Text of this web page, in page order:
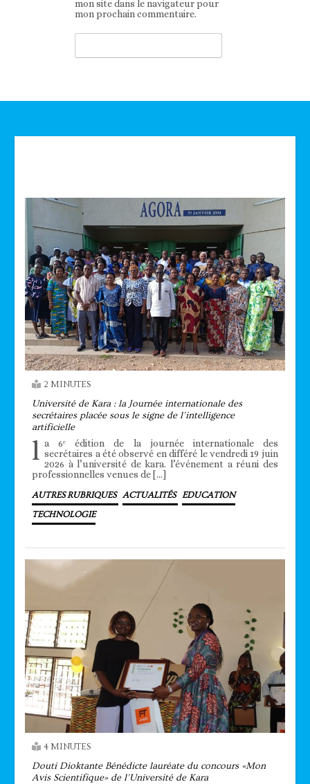
mon site dans le navigateur pour
mon prochain commentaire.
2 MINUTES
Université de Kara : la Journée internationale des
secrétaires placée sous le signe de l’intelligence
artificielle
l a 6ᵉ édition de la journée internationale des
secrétaires a été observé en différé le vendredi 19 juin
2026 à l’université de kara. l’événement a réuni des
professionnelles venues de […]
AUTRES RUBRIQUES ACTUALITÉS EDUCATION
TECHNOLOGIE
4 MINUTES
Douti Dioktante Bénédicte lauréate du concours «Mon
Avis Scientifique» de l’Université de Kara